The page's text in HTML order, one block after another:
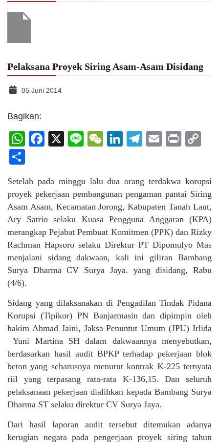
Pelaksana Proyek Siring Asam-Asam Disidang
05 Juni 2014
Bagikan:
WhatsApp
Facebook
X LineWeChat
LinkedIn
Telegram
Email
Print
Setelah pada minggu lalu dua orang terdakwa korupsi
proyek pekerjaan pembangunan pengaman pantai Siring
Asam Asam, Kecamatan Jorong, Kabupaten Tanah Laut,
Ary Satrio selaku Kuasa Pengguna Anggaran (KPA)
merangkap Pejabat Pembuat Komitmen (PPK) dan Rizky
Rachman Hapsoro selaku Direktur PT Dipomulyo Mas
menjalani sidang dakwaan, kali ini giliran Bambang
Surya Dharma CV Surya Jaya. yang disidang, Rabu
(4/6).
Sidang yang dilaksanakan di Pengadilan Tindak Pidana
Korupsi (Tipikor) PN Banjarmasin dan dipimpin oleh
hakim Ahmad Jaini, Jaksa Penuntut Umum (JPU) Irlida
Yuni Martina SH dalam dakwaannya menyebutkan,
berdasarkan hasil audit BPKP terhadap pekerjaan blok
beton yang seharusnya menurut kontrak K-225 ternyata
riil yang terpasang rata-rata K-136,15. Dan seluruh
pelaksanaan pekerjaan dialihkan kepada Bambang Surya
Dharma ST selaku direktur CV Surya Jaya.
Dari hasil laporan audit tersebut ditemukan adanya
kerugian negara pada pengerjaan proyek siring tahun